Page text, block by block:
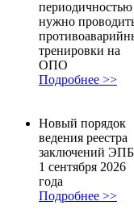
периодичностью
нужно
тренировки на
ОПО
Подробнее >>
Новый порядок
ведения реестра
заключений
1 сентября 2026
года
Подробнее >>